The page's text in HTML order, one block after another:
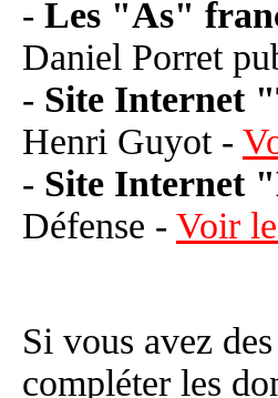
- Les "As"
Daniel Porret
- Site Internet
Henri Guyot -
- Site Internet
Défense - Voir
Si vous avez
compléter les